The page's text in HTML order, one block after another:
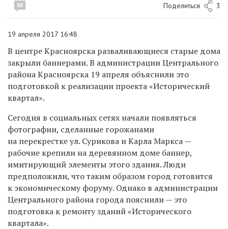
58 Поделиться 3
19 апреля 2017 16:48
В центре Красноярска разваливающиеся старые дома
закрыли баннерами. В администрации Центрального
района Красноярска 19 апреля объяснили это
подготовкой к реализации проекта «Исторический
квартал».
Сегодня в социальных сетях начали появляться
фотографии, сделанные горожанами
на перекрестке ул. Сурикова и Карла Маркса —
рабочие крепили на деревянном доме баннер,
имитирующий элементы этого здания. Люди
предположили, что таким образом город готовится
к экономическому форуму. Однако в администрации
Центрального района города пояснили — это
подготовка к ремонту зданий «Исторического
квартала».